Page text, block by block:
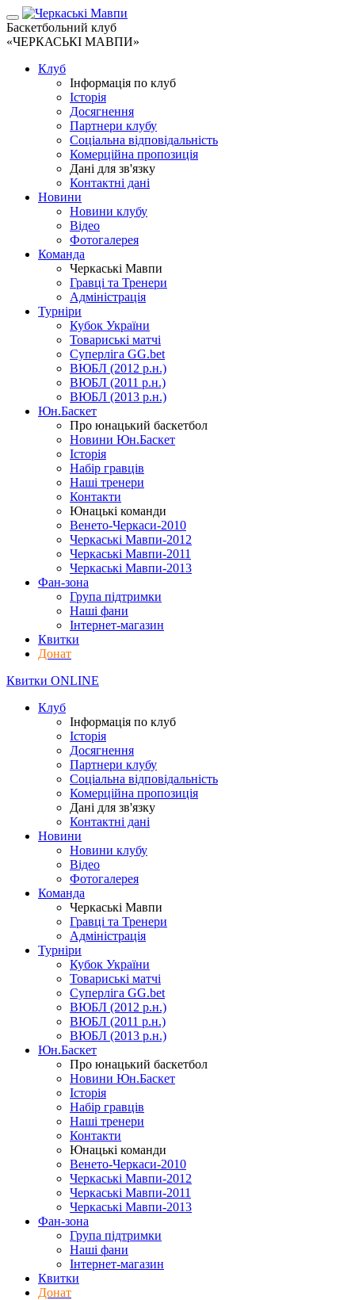
Баскетбольний клуб
«ЧЕРКАСЬКІ МАВПИ»
Клуб
Інформація по клуб
Історія
Досягнення
Партнери клубу
Соціальна відповідальність
Комерційна пропозиція
Дані для зв'язку
Контактні дані
Новини
Новини клубу
Відео
Фотогалерея
Команда
Черкаські Мавпи
Гравці та Тренери
Адміністрація
Турніри
Кубок України
Товариські матчі
Суперліга GG.bet
ВЮБЛ (2012 р.н.)
ВЮБЛ (2011 р.н.)
ВЮБЛ (2013 р.н.)
Юн.Баскет
Про юнацький баскетбол
Новини Юн.Баскет
Історія
Набір гравців
Наші тренери
Контакти
Юнацькі команди
Венето-Черкаси-2010
Черкаські Мавпи-2012
Черкаські Мавпи-2011
Черкаські Мавпи-2013
Фан-зона
Група підтримки
Наші фани
Інтернет-магазин
Квитки
Донат
Квитки ONLINE
Клуб
Інформація по клуб
Історія
Досягнення
Партнери клубу
Соціальна відповідальність
Комерційна пропозиція
Дані для зв'язку
Контактні дані
Новини
Новини клубу
Відео
Фотогалерея
Команда
Черкаські Мавпи
Гравці та Тренери
Адміністрація
Турніри
Кубок України
Товариські матчі
Суперліга GG.bet
ВЮБЛ (2012 р.н.)
ВЮБЛ (2011 р.н.)
ВЮБЛ (2013 р.н.)
Юн.Баскет
Про юнацький баскетбол
Новини Юн.Баскет
Історія
Набір гравців
Наші тренери
Контакти
Юнацькі команди
Венето-Черкаси-2010
Черкаські Мавпи-2012
Черкаські Мавпи-2011
Черкаські Мавпи-2013
Фан-зона
Група підтримки
Наші фани
Інтернет-магазин
Квитки
Донат